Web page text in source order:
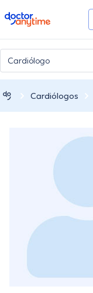
doctoranytime
Cardiólogos